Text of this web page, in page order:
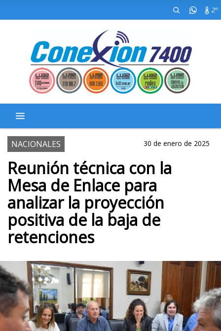
2º
NACIONALES 30 de enero de 2025
Reunión técnica con la
Mesa de Enlace para
analizar la proyección
positiva de la baja de
retenciones